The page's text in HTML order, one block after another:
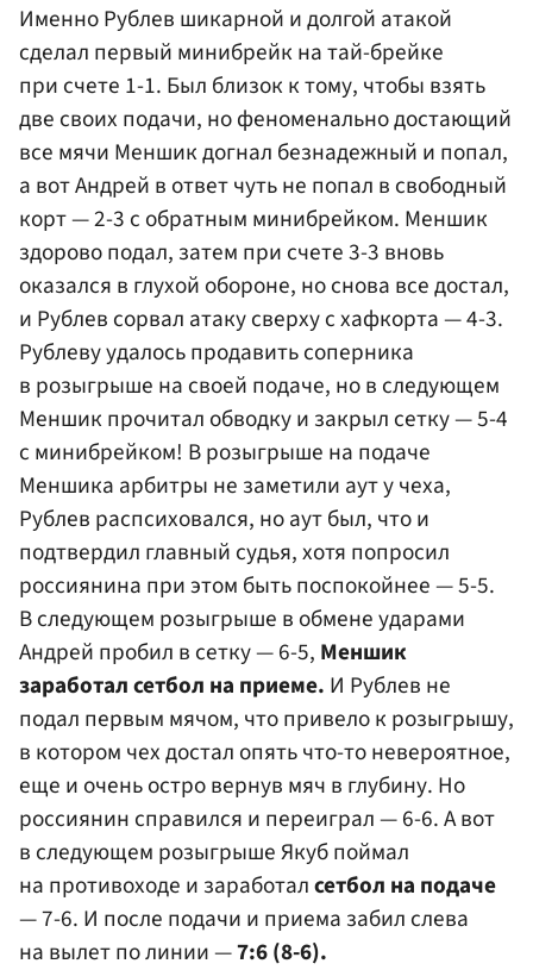
Именно Рублев шикарной и долгой атакой
сделал первый минибрейк на тай-брейке
при счете 1-1. Был близок к тому, чтобы взять
две своих подачи, но феноменально достающий
все мячи Меншик догнал безнадежный и попал,
а вот Андрей в ответ чуть не попал в свободный
корт — 2-3 с обратным минибрейком. Меншик
здорово подал, затем при счете 3-3 вновь
оказался в глухой обороне, но снова все достал,
и Рублев сорвал атаку сверху с хафкорта — 4-3.
Рублеву удалось продавить соперника
в розыгрыше на своей подаче, но в следующем
Меншик прочитал обводку и закрыл сетку — 5-4
с минибрейком! В розыгрыше на подаче
Меншика арбитры не заметили аут у чеха,
Рублев распсиховался, но аут был, что и
подтвердил главный судья, хотя попросил
россиянина при этом быть поспокойнее — 5-5.
В следующем розыгрыше в обмене ударами
Андрей пробил в сетку — 6-5, Меншик
заработал сетбол на приеме. И Рублев не
подал первым мячом, что привело к розыгрышу,
в котором чех достал опять что-то невероятное,
еще и очень остро вернув мяч в глубину. Но
россиянин справился и переиграл — 6-6. А вот
в следующем розыгрыше Якуб поймал
на противоходе и заработалсетбол на подаче
— 7-6. И после подачи и приема забил слева
на вылет по линии —7:6 (8-6).